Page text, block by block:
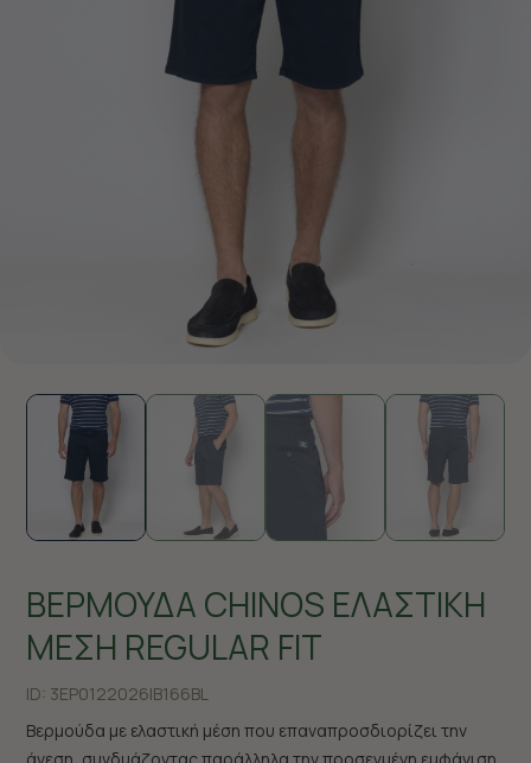
ΒΕΡΜΟΥΔΑ CHINOS ΕΛΑΣΤΙΚΗ
ΜΕΣΗ REGULAR FIT
ID: 3EP0122026|B166BL
Bερμούδα με ελαστική μέση που επαναπροσδιορίζει την